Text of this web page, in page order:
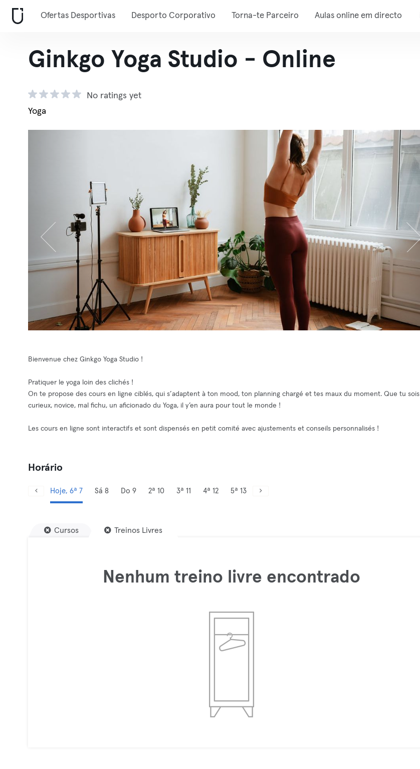
Ofertas Desportivas Desporto Corporativo Torna-te Parceiro Aulas online em directo
Ginkgo Yoga Studio - Online
No ratings yet
Yoga
Bienvenue chez Ginkgo Yoga Studio !
Pratiquer le yoga loin des clichés !
On te propose des cours en ligne ciblés, qui s’adaptent à ton mood, ton planning chargé et tes maux du moment. Que tu sois
curieux, novice, mal fichu, un aficionado du Yoga, il y’en aura pour tout le monde !
Les cours en ligne sont interactifs et sont dispensés en petit comité avec ajustements et conseils personnalisés !
Horário
Hoje, 6ª 7 Sá 8 Do 9 2ª 10 3ª 11 4ª 12 5ª 13
Cursos Treinos Livres
Nenhum treino livre encontrado